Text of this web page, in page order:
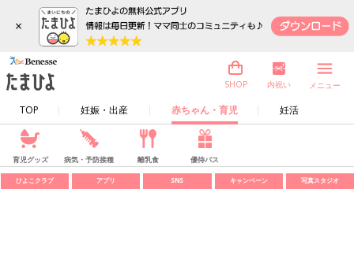
×
TOP 妊娠・出産 赤ちゃん・育児 妊活
SHOP 内祝い メニュー
育児グッズ 病気・予防接種 離乳食 優待パス
ひよこクラブ アプリ SNS キャンペーン 写真スタジオ